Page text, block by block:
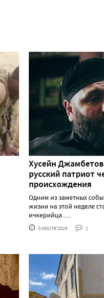
Хусейн
русский патриот
происхождения
Одним из заметных
жизни на этой неделе
ичкерийца......
5 ИЮЛЯ'2024 1